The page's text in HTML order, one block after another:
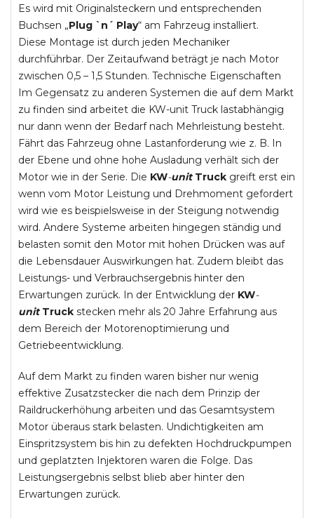
Es wird mit Originalsteckern und entsprechenden
Buchsen „Plug `n´ Play“ am Fahrzeug installiert.
Diese Montage ist durch jeden Mechaniker
durchführbar. Der Zeitaufwand beträgt je nach Motor
zwischen 0,5 – 1,5 Stunden. Technische Eigenschaften
Im Gegensatz zu anderen Systemen die auf dem Markt
zu finden sind arbeitet die KW-unit Truck lastabhängig
nur dann wenn der Bedarf nach Mehrleistung besteht.
Fährt das Fahrzeug ohne Lastanforderung wie z. B. In
der Ebene und ohne hohe Ausladung verhält sich der
Motor wie in der Serie. Die KW-unit Truck greift erst ein
wenn vom Motor Leistung und Drehmoment gefordert
wird wie es beispielsweise in der Steigung notwendig
wird. Andere Systeme arbeiten hingegen ständig und
belasten somit den Motor mit hohen Drücken was auf
die Lebensdauer Auswirkungen hat. Zudem bleibt das
Leistungs- und Verbrauchsergebnis hinter den
Erwartungen zurück. In der Entwicklung der KW-
unit Truck stecken mehr als 20 Jahre Erfahrung aus
dem Bereich der Motorenoptimierung und
Getriebeentwicklung.
Auf dem Markt zu finden waren bisher nur wenig
effektive Zusatzstecker die nach dem Prinzip der
Raildruckerhöhung arbeiten und das Gesamtsystem
Motor überaus stark belasten. Undichtigkeiten am
Einspritzsystem bis hin zu defekten Hochdruckpumpen
und geplatzten Injektoren waren die Folge. Das
Leistungsergebnis selbst blieb aber hinter den
Erwartungen zurück.